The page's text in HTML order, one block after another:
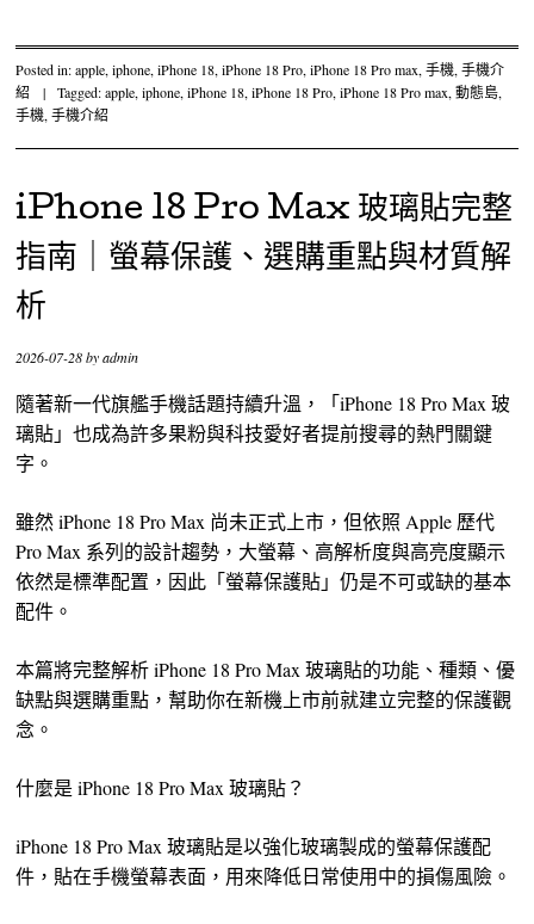
Posted in:apple,iphone,iPhone 18,iPhone 18 Pro,iPhone 18 Pro max,手機,手機介
紹
| Tagged:apple,iphone,iPhone 18,iPhone 18 Pro,iPhone 18 Pro max,動態島,
手機,手機介紹
iPhone 18 Pro Max 玻璃貼完整
指南｜螢幕保護、選購重點與材質解
析
2026-07-28byadmin
隨著新一代旗艦手機話題持續升溫，「iPhone 18 Pro Max 玻
璃貼」也成為許多果粉與科技愛好者提前搜尋的熱門關鍵
字。
雖然 iPhone 18 Pro Max 尚未正式上市，但依照 Apple 歷代
Pro Max 系列的設計趨勢，大螢幕、高解析度與高亮度顯示
依然是標準配置，因此「螢幕保護貼」仍是不可或缺的基本
配件。
本篇將完整解析 iPhone 18 Pro Max 玻璃貼的功能、種類、優
缺點與選購重點，幫助你在新機上市前就建立完整的保護觀
念。
什麼是 iPhone 18 Pro Max 玻璃貼？
iPhone 18 Pro Max 玻璃貼是以強化玻璃製成的螢幕保護配
件，貼在手機螢幕表面，用來降低日常使用中的損傷風險。